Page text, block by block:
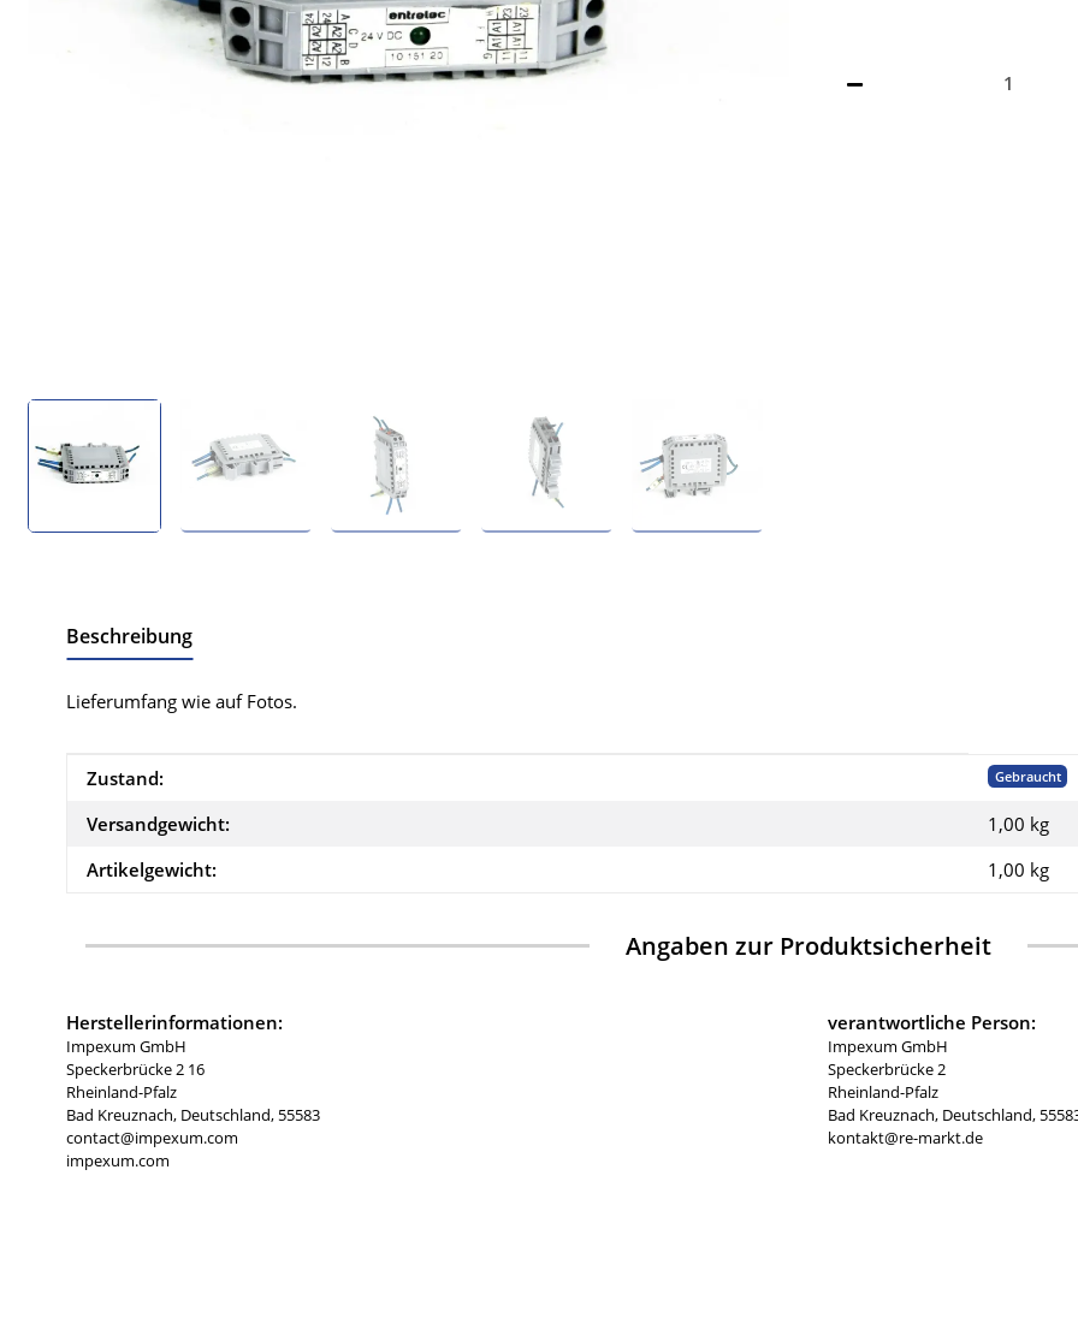
Beschreibung
Lieferumfang wie auf Fotos.
Produkteigenschaft
Wert
Zustand: Gebraucht
Versandgewicht:
1,00 kg
Artikelgewicht:
1,00 kg
Angaben zur Produktsicherheit
Herstellerinformationen:
Impexum GmbH
Speckerbrücke 2 16
Rheinland-Pfalz
Bad Kreuznach, Deutschland, 55583
contact@impexum.com
impexum.com
verantwortliche Person:
Impexum GmbH
Speckerbrücke 2
Rheinland-Pfalz
Bad Kreuznach, Deutschland,
kontakt@re-markt.de